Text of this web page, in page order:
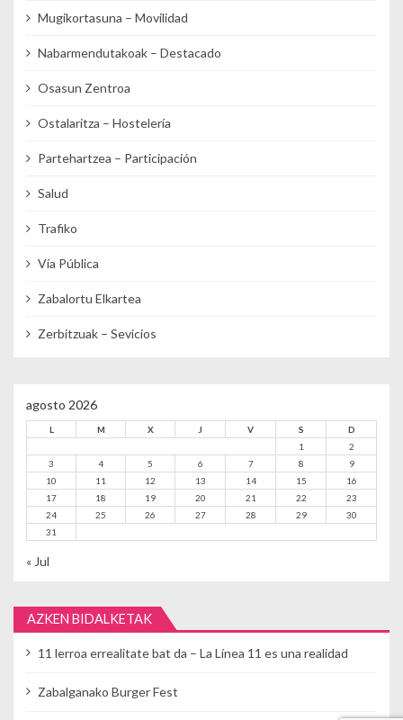
Mugikortasuna – Movilidad
Nabarmendutakoak – Destacado
Osasun Zentroa
Ostalaritza – Hostelería
Partehartzea – Participación
Salud
Trafiko
Vía Pública
Zabalortu Elkartea
Zerbitzuak – Sevicios
agosto 2026
L M X J V S
D
1
2
3
4 5 6 7 8
9
10
11 12 13 14 15
16
17
18 19 20 21 22
23
24
25 26 27 28 29
30
31
« Jul
AZKEN BIDALKETAK
11 lerroa errealitate bat da – La Línea 11 es una realidad
Zabalganako Burger Fest